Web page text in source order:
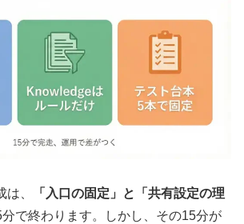
、
「入口の固定」と「共有設定の理
で終わります。しかし、その15分が